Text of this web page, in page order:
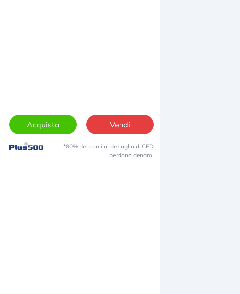
Acquista Vendi
*80% dei conti al dettaglio di CFD
perdono denaro.